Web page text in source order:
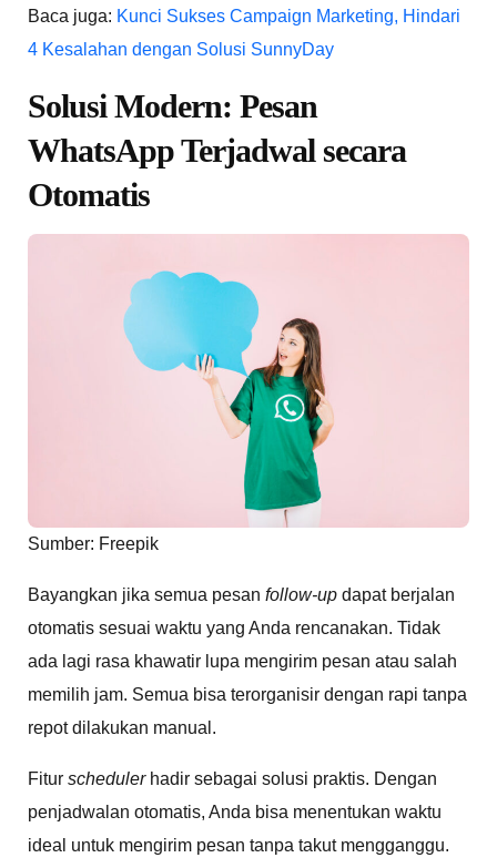
Baca juga: Kunci Sukses Campaign Marketing, Hindari
4 Kesalahan dengan Solusi SunnyDay
Solusi Modern: Pesan
WhatsApp Terjadwal secara
Otomatis
Sumber: Freepik
Bayangkan jika semua pesan follow-up dapat berjalan
otomatis sesuai waktu yang Anda rencanakan. Tidak
ada lagi rasa khawatir lupa mengirim pesan atau salah
memilih jam. Semua bisa terorganisir dengan rapi tanpa
repot dilakukan manual.
Fitur schedulerhadir sebagai solusi praktis. Dengan
penjadwalan otomatis, Anda bisa menentukan waktu
ideal untuk mengirim pesan tanpa takut mengganggu.